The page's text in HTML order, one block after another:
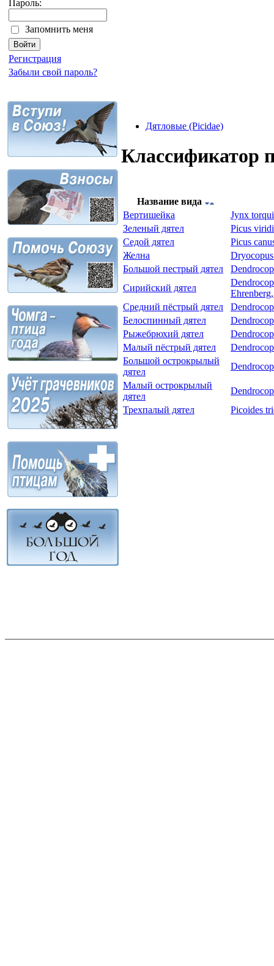
Пароль:
Запомнить меня
Регистрация
Забыли свой пароль?
Дятловые (Picidae)
Классификатор
Название вида
Вертишейка
Jynx
Зеленый дятел
Picus
Седой дятел
Picus
Желна
Большой пестрый дятел
Сирийский дятел
Средний пёстрый дятел
Белоспинный дятел
Рыжебрюхий дятел
Малый пёстрый дятел
Большой острокрылый
дятел
Малый острокрылый
дятел
Трехпалый дятел
Picoides